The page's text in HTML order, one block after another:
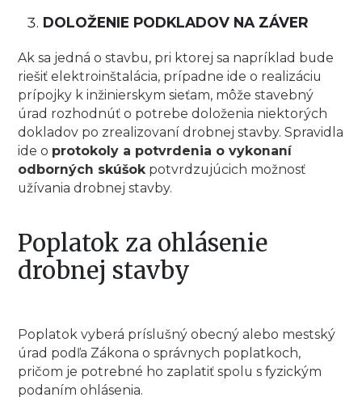
DOLOŽENIE PODKLADOV NA ZÁVER
Ak sa jedná o stavbu, pri ktorej sa napríklad bude
riešiť elektroinštalácia, prípadne ide o realizáciu
prípojky k inžinierskym sieťam, môže stavebný
úrad rozhodnúť o potrebe doloženia niektorých
dokladov po zrealizovaní drobnej stavby. Spravidla
ide o protokoly a potvrdenia o vykonaní
odborných skúšok potvrdzujúcich možnosť
užívania drobnej stavby.
Poplatok za ohlásenie
drobnej stavby
Poplatok vyberá príslušný obecný alebo mestský
úrad podľa Zákona o správnych poplatkoch,
pričom je potrebné ho zaplatiť spolu s fyzickým
podaním ohlásenia.